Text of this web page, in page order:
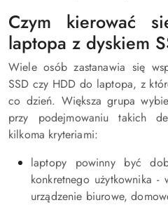
Czym kierować
laptopa z dyskiem
Wiele osób zastanawia się
SSD czy HDD do laptopa, z
co dzień. Większa grupa
przy podejmowaniu takich
kilkoma kryteriami:
laptopy powinny być
konkretnego użytkownika
urządzenie biurowe,